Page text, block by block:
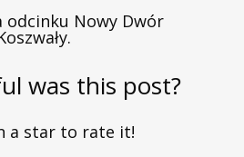
odcinku Nowy Dwór
was this post?
a star to rate it!